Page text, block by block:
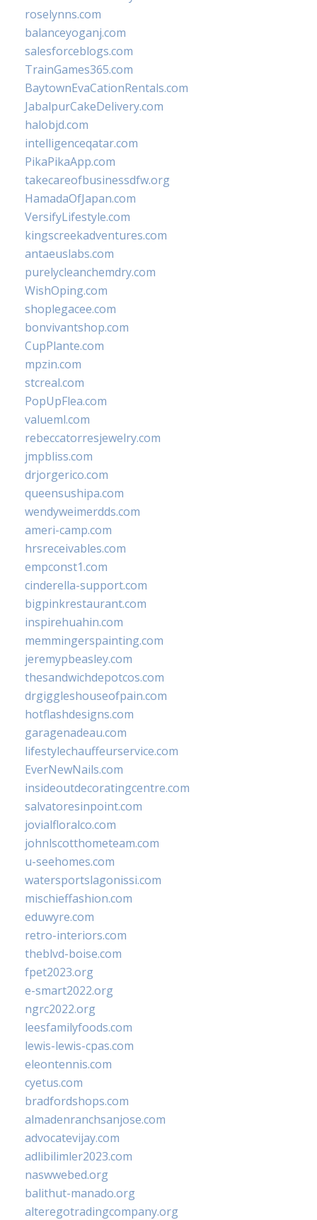
roselynns.com
balanceyoganj.com
salesforceblogs.com
TrainGames365.com
BaytownEvaCationRentals.com
JabalpurCakeDelivery.com
halobjd.com
intelligenceqatar.com
PikaPikaApp.com
takecareofbusinessdfw.org
HamadaOfJapan.com
VersifyLifestyle.com
kingscreekadventures.com
antaeuslabs.com
purelycleanchemdry.com
WishOping.com
shoplegacee.com
bonvivantshop.com
CupPlante.com
mpzin.com
stcreal.com
PopUpFlea.com
valueml.com
rebeccatorresjewelry.com
jmpbliss.com
drjorgerico.com
queensushipa.com
wendyweimerdds.com
ameri-camp.com
hrsreceivables.com
empconst1.com
cinderella-support.com
bigpinkrestaurant.com
inspirehuahin.com
memmingerspainting.com
jeremypbeasley.com
thesandwichdepotcos.com
drgiggleshouseofpain.com
hotflashdesigns.com
garagenadeau.com
lifestylechauffeurservice.com
EverNewNails.com
insideoutdecoratingcentre.com
salvatoresinpoint.com
jovialfloralco.com
johnlscotthometeam.com
u-seehomes.com
watersportslagonissi.com
mischieffashion.com
eduwyre.com
retro-interiors.com
theblvd-boise.com
fpet2023.org
e-smart2022.org
ngrc2022.org
leesfamilyfoods.com
lewis-lewis-cpas.com
eleontennis.com
cyetus.com
bradfordshops.com
almadenranchsanjose.com
advocatevijay.com
adlibilimler2023.com
naswwebed.org
balithut-manado.org
alteregotradingcompany.org